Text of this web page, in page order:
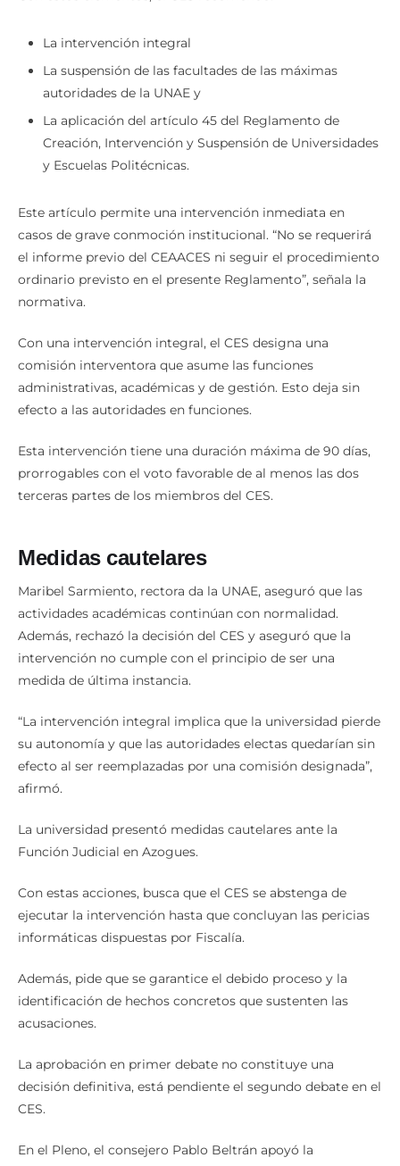
La intervención integral
La suspensión de las facultades de las máximas
autoridades de la UNAE y
La aplicación del artículo 45 del Reglamento de
Creación, Intervención y Suspensión de Universidades
Este artículo permite una intervención inmediata en
casos de grave conmoción institucional. “No se requerirá
el informe previo del CEAACES ni seguir el procedimiento
ordinario previsto en el presente Reglamento”, señala la
Con una intervención integral, el CES designa una
comisión interventora que asume las funciones
administrativas, académicas y de gestión. Esto deja sin
Esta intervención tiene una duración máxima de 90 días,
prorrogables con el voto favorable de al menos las dos
Medidas cautelares
Maribel Sarmiento, rectora da la UNAE, aseguró que las
actividades académicas continúan con normalidad.
Además, rechazó la decisión del CES y aseguró que la
intervención no cumple con el principio de ser una
“La intervención integral implica que la universidad pierde
su autonomía y que las autoridades electas quedarían sin
efecto al ser reemplazadas por una comisión designada”,
La universidad presentó medidas cautelares ante la
Con estas acciones, busca que el CES se abstenga de
ejecutar la intervención hasta que concluyan las pericias
Además, pide que se garantice el debido proceso y la
identificación de hechos concretos que sustenten las
La aprobación en primer debate no constituye una
decisión definitiva, está pendiente el segundo debate en el